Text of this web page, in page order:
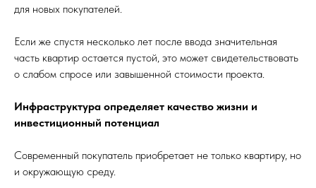
для новых покупателей.
Если же спустя несколько лет после ввода значительная
часть квартир остается пустой, это может свидетельствовать
о слабом спросе или завышенной стоимости проекта.
Инфраструктура определяет качество жизни и
инвестиционный потенциал
Современный покупатель приобретает не только квартиру, но
и окружающую среду.